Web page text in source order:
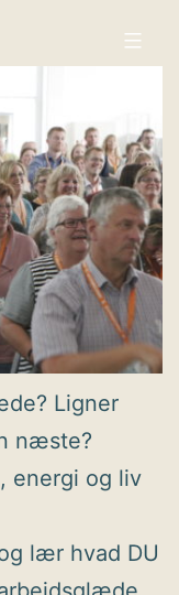
Ligner
næste?
energi og liv
lær hvad DU